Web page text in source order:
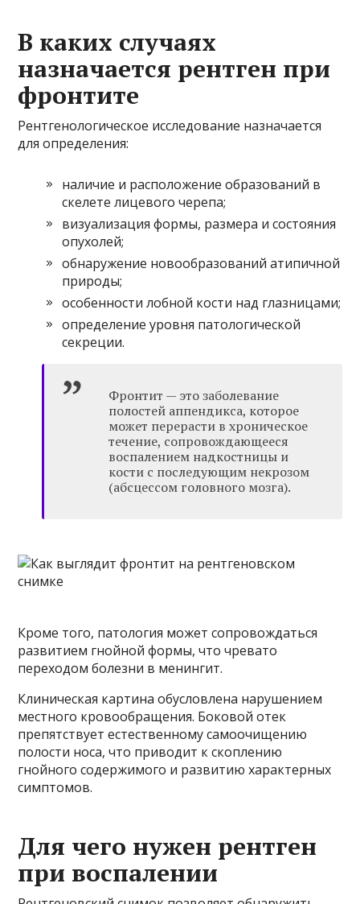
В каких случаях
назначается рентген при
фронтите
Рентгенологическое исследование назначается
для определения:
наличие и расположение образований в
скелете лицевого черепа;
визуализация формы, размера и состояния
опухолей;
обнаружение новообразований атипичной
природы;
особенности лобной кости над глазницами;
определение уровня патологической
секреции.
Фронтит — это заболевание
полостей аппендикса, которое
может перерасти в хроническое
течение, сопровождающееся
воспалением надкостницы и
кости с последующим некрозом
(абсцессом головного мозга).
Кроме того, патология может сопровождаться
развитием гнойной формы, что чревато
переходом болезни в менингит.
Клиническая картина обусловлена ​​нарушением
местного кровообращения. Боковой отек
препятствует естественному самоочищению
полости носа, что приводит к скоплению
гнойного содержимого и развитию характерных
симптомов.
Для чего нужен рентген
при воспалении